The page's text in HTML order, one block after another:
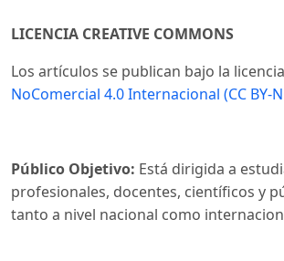
LICENCIA CREATIVE COMMONS
Los artículos se publican bajo la
NoComercial 4.0 Internacional (CC BY-
Público Objetivo: Está dirigida a
profesionales, docentes, científicos y
tanto a nivel nacional como